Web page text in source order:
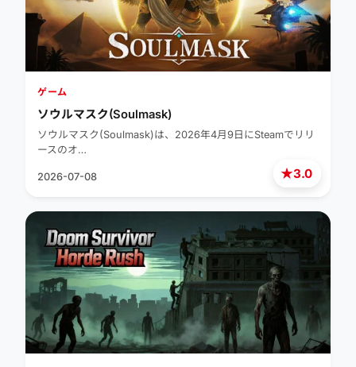
★3.0
ゲーム
ソウルマスク(Soulmask)
ソウルマスク(Soulmask)は、2026年4月9日にSteamでリリ
ースのオ…
2026-07-08